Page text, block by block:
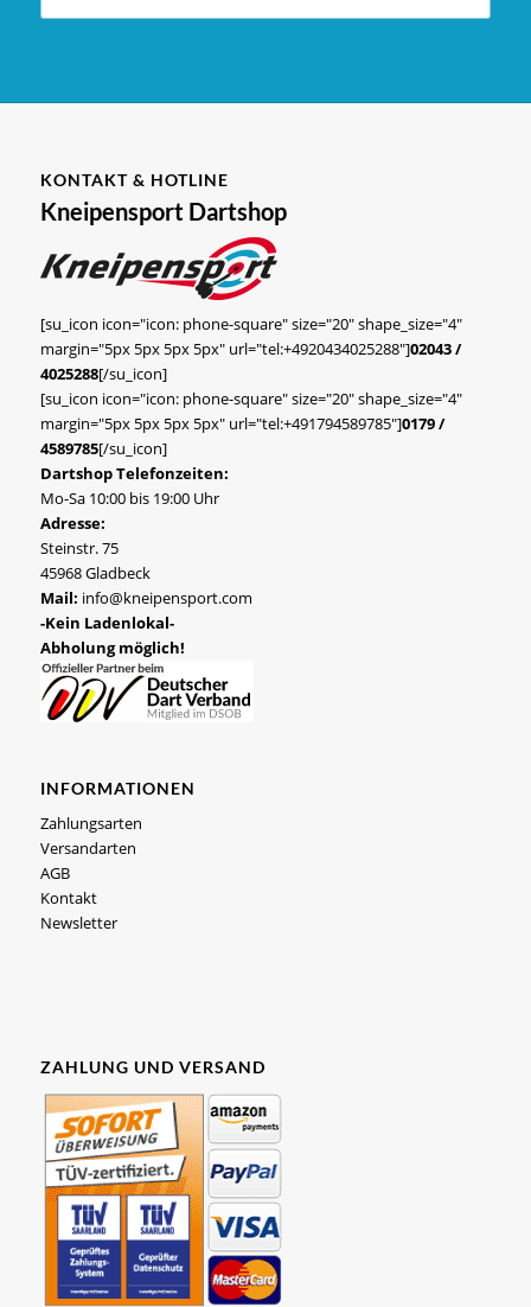
KONTAKT & HOTLINE
Kneipensport Dartshop
[su_icon icon="icon: phone-square" size="20" shape_size="4"
margin="5px 5px 5px 5px" url="tel:+4920434025288"]02043 /
4025288[/su_icon]
[su_icon icon="icon: phone-square" size="20" shape_size="4"
margin="5px 5px 5px 5px" url="tel:+491794589785"]0179 /
4589785[/su_icon]
Dartshop Telefonzeiten:
Mo-Sa 10:00 bis 19:00 Uhr
Adresse:
Steinstr. 75
45968 Gladbeck
Mail: info@kneipensport.com
-Kein Ladenlokal-
Abholung möglich!
INFORMATIONEN
Zahlungsarten
Versandarten
AGB
Kontakt
Newsletter
ZAHLUNG UND VERSAND